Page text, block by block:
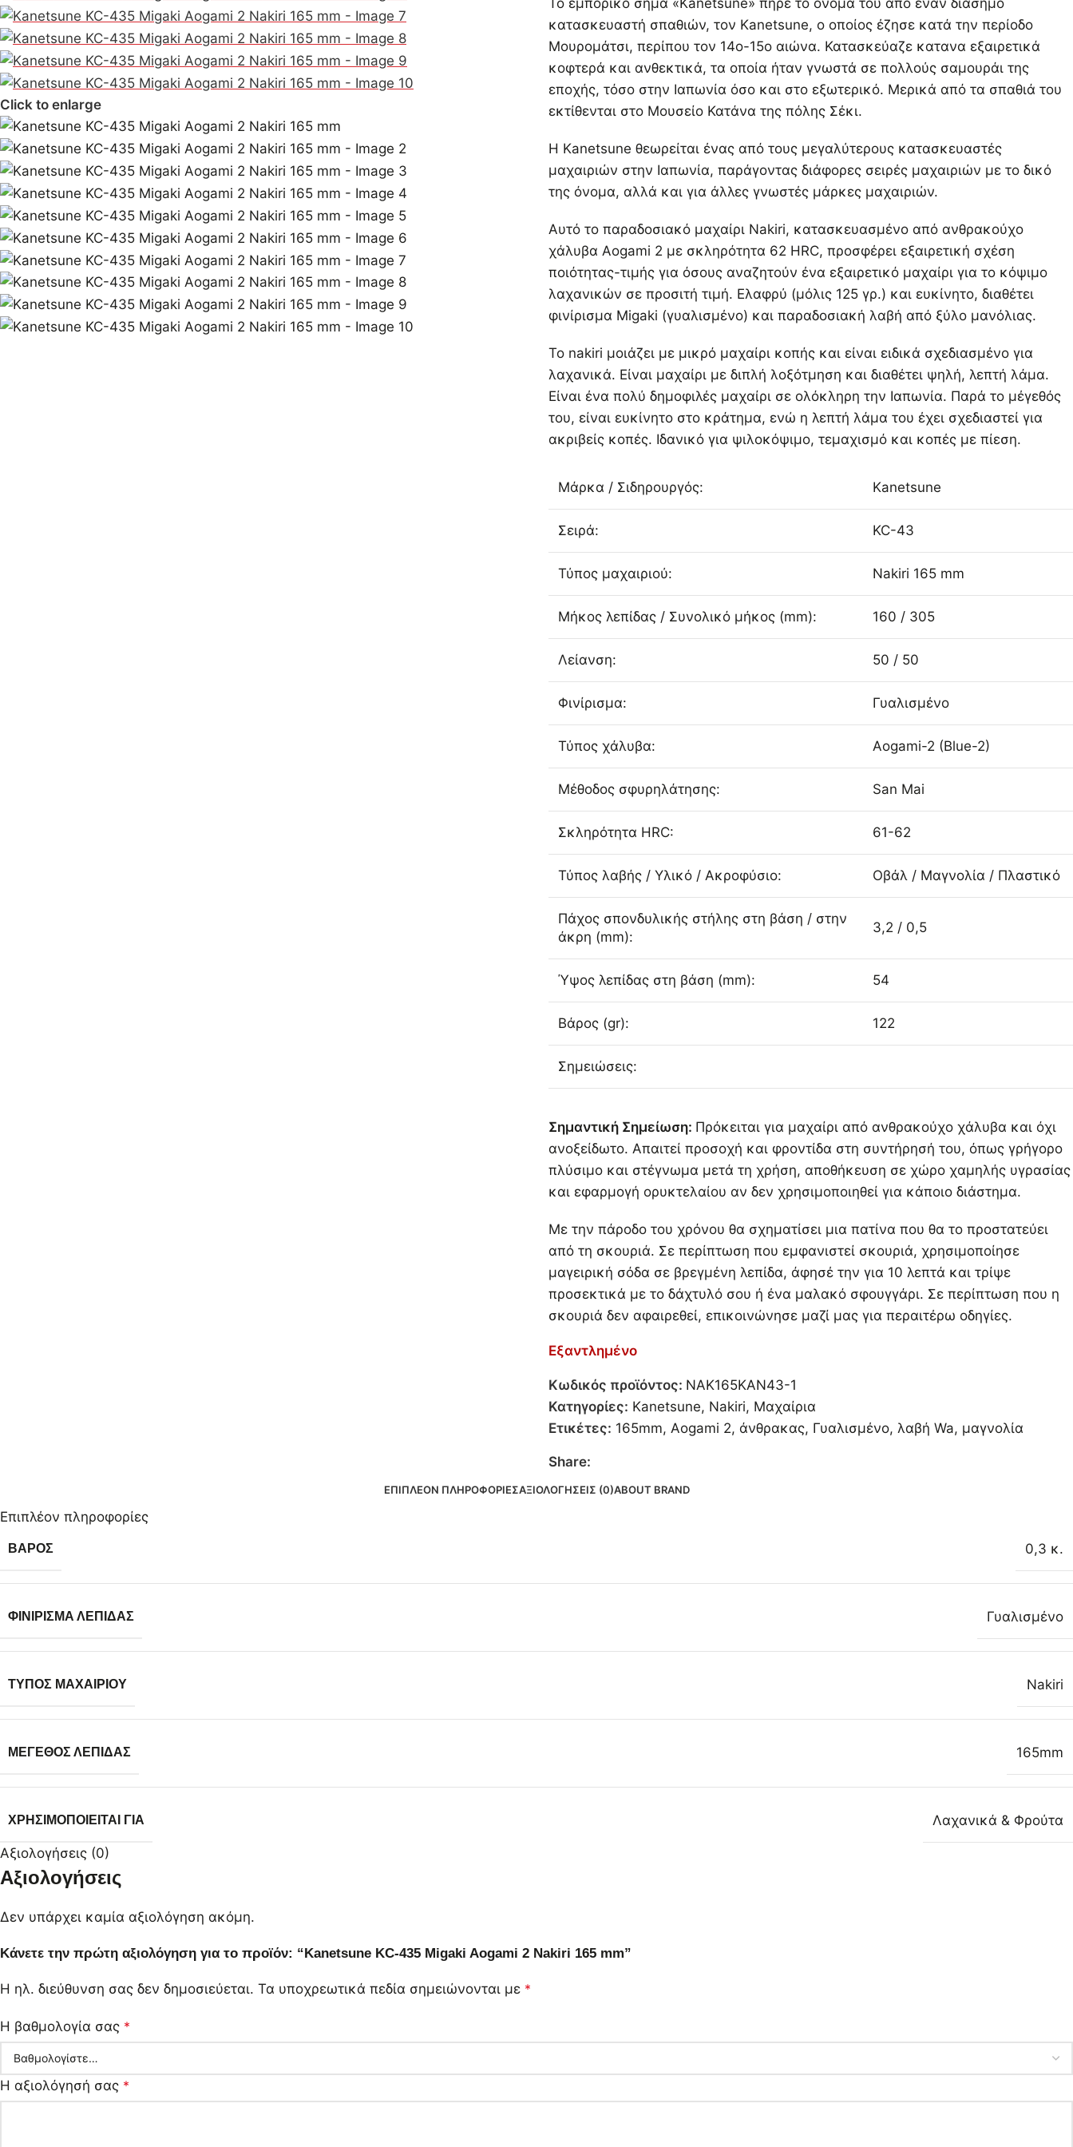
Click to enlarge
Το εμπορικό σήμα «Kanetsune» πήρε το όνομά του από έναν διάσημο
κατασκευαστή σπαθιών, τον Kanetsune, ο οποίος έζησε κατά την περίοδο
Μουρομάτσι, περίπου τον 14ο-15ο αιώνα. Κατασκεύαζε κατανα εξαιρετικά
κοφτερά και ανθεκτικά, τα οποία ήταν γνωστά σε πολλούς σαμουράι της
εποχής, τόσο στην Ιαπωνία όσο και στο εξωτερικό. Μερικά από τα σπαθιά του
εκτίθενται στο Μουσείο Κατάνα της πόλης Σέκι.
Η Kanetsune θεωρείται ένας από τους μεγαλύτερους κατασκευαστές
μαχαιριών στην Ιαπωνία, παράγοντας διάφορες σειρές μαχαιριών με το δικό
της όνομα, αλλά και για άλλες γνωστές μάρκες μαχαιριών.
Αυτό το παραδοσιακό μαχαίρι Nakiri, κατασκευασμένο από ανθρακούχο
χάλυβα Aogami 2 με σκληρότητα 62 HRC, προσφέρει εξαιρετική σχέση
ποιότητας-τιμής για όσους αναζητούν ένα εξαιρετικό μαχαίρι για το κόψιμο
λαχανικών σε προσιτή τιμή. Ελαφρύ (μόλις 125 γρ.) και ευκίνητο, διαθέτει
φινίρισμα Migaki (γυαλισμένο) και παραδοσιακή λαβή από ξύλο μανόλιας.
Το nakiri μοιάζει με μικρό μαχαίρι κοπής και είναι ειδικά σχεδιασμένο για
λαχανικά. Είναι μαχαίρι με διπλή λοξότμηση και διαθέτει ψηλή, λεπτή λάμα.
Είναι ένα πολύ δημοφιλές μαχαίρι σε ολόκληρη την Ιαπωνία. Παρά το μέγεθός
του, είναι ευκίνητο στο κράτημα, ενώ η λεπτή λάμα του έχει σχεδιαστεί για
ακριβείς κοπές. Ιδανικό για ψιλοκόψιμο, τεμαχισμό και κοπές με πίεση.
Μάρκα / Σιδηρουργός: Kanetsune
Σειρά: KC-43
Τύπος μαχαιριού: Nakiri 165 mm
Μήκος λεπίδας / Συνολικό μήκος (mm): 160 / 305
Λείανση: 50 / 50
Φινίρισμα: Γυαλισμένο
Τύπος χάλυβα: Aogami-2 (Blue-2)
Μέθοδος σφυρηλάτησης: San Mai
Σκληρότητα HRC: 61-62
Τύπος λαβής / Υλικό / Ακροφύσιο: Οβάλ / Μαγνολία / Πλαστικό
Πάχος σπονδυλικής στήλης στη βάση / στην
άκρη (mm):
3,2 / 0,5
Ύψος λεπίδας στη βάση (mm): 54
Βάρος (gr): 122
Σημειώσεις:
Σημαντική Σημείωση: Πρόκειται για μαχαίρι από ανθρακούχο χάλυβα και όχι
ανοξείδωτο. Απαιτεί προσοχή και φροντίδα στη συντήρησή του, όπως γρήγορο
πλύσιμο και στέγνωμα μετά τη χρήση, αποθήκευση σε χώρο χαμηλής υγρασίας
και εφαρμογή ορυκτελαίου αν δεν χρησιμοποιηθεί για κάποιο διάστημα.
Με την πάροδο του χρόνου θα σχηματίσει μια πατίνα που θα το προστατεύει
από τη σκουριά. Σε περίπτωση που εμφανιστεί σκουριά, χρησιμοποίησε
μαγειρική σόδα σε βρεγμένη λεπίδα, άφησέ την για 10 λεπτά και τρίψε
προσεκτικά με το δάχτυλό σου ή ένα μαλακό σφουγγάρι. Σε περίπτωση που η
σκουριά δεν αφαιρεθεί, επικοινώνησε μαζί μας για περαιτέρω οδηγίες.
Εξαντλημένο
Κωδικός προϊόντος: NAK165KAN43-1
Κατηγορίες: Kanetsune, Nakiri, Μαχαίρια
Ετικέτες: 165mm, Aogami 2, άνθρακας, Γυαλισμένο, λαβή Wa, μαγνολία
Share:
ΕΠΙΠΛΈΟΝ ΠΛΗΡΟΦΟΡΊΕΣΑΞΙΟΛΟΓΉΣΕΙΣ (0)ABOUT BRAND
Επιπλέον πληροφορίες
ΒΆΡΟΣ 0,3 κ.
ΦΙΝΊΡΙΣΜΑ ΛΕΠΊΔΑΣ Γυαλισμένο
ΤΎΠΟΣ ΜΑΧΑΙΡΙΟΎ Nakiri
ΜΈΓΕΘΟΣ ΛΕΠΊΔΑΣ 165mm
ΧΡΗΣΙΜΟΠΟΙΕΊΤΑΙ ΓΙΑ Λαχανικά & Φρούτα
Αξιολογήσεις (0)
Αξιολογήσεις
Δεν υπάρχει καμία αξιολόγηση ακόμη.
Κάνετε την πρώτη αξιολόγηση για το προϊόν: “Kanetsune KC-435 Migaki Aogami 2 Nakiri 165 mm”
Η ηλ. διεύθυνση σας δεν δημοσιεύεται. Τα υποχρεωτικά πεδία σημειώνονται με *
Η βαθμολογία σας *
Η αξιολόγησή σας *